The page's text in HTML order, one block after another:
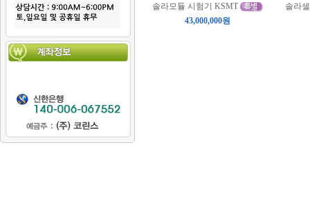
솔라모듈 시험기 KSMT
43,000,000원
솔라